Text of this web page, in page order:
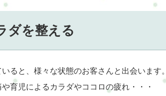
ダを整える
ると、様々な状態のお客さんと出会います。
育児によるカラダやココロの疲れ・・・